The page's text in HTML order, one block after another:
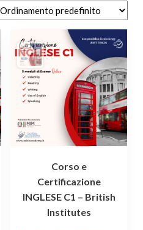
Corso e
Certificazione
INGLESE C1 – British
Institutes